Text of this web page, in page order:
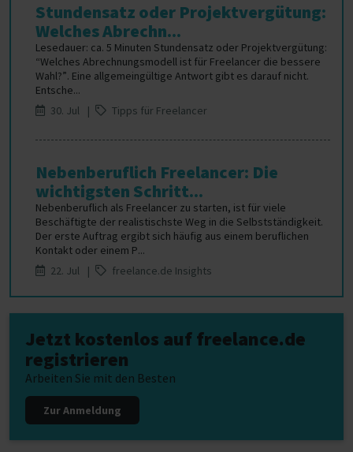
Stundensatz oder Projektvergütung:
Welches Abrechn...
Lesedauer: ca. 5 Minuten Stundensatz oder Projektvergütung:
“Welches Abrechnungsmodell ist für Freelancer die bessere
Wahl?”. Eine allgemeingültige Antwort gibt es darauf nicht.
Entsche...
30. Jul |
Tipps für Freelancer
Nebenberuflich Freelancer: Die
wichtigsten Schritt...
Nebenberuflich als Freelancer zu starten, ist für viele
Beschäftigte der realistischste Weg in die Selbstständigkeit.
Der erste Auftrag ergibt sich häufig aus einem beruflichen
Kontakt oder einem P...
22. Jul |
freelance.de Insights
Jetzt kostenlos auf freelance.de
registrieren
Arbeiten Sie mit den Besten
Zur Anmeldung